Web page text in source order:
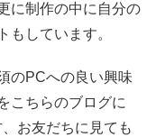
に制作の中に自分の
もしています。
のPCへの良い興味
こちらのブログに
お友だちに見ても